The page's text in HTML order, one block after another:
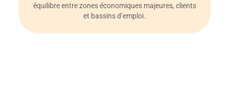
équilibre entre zones économiques majeures, clients
et bassins d’emploi.